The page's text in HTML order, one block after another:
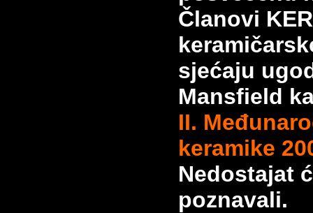
Članovi
sjećaju
Mansfield
II.
keramike
Nedostajat
poznavali.